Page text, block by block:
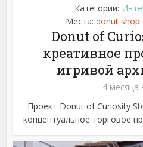
Категории:
Места: donut shop
Donut of
креативное
игривой
4 месяца
Проект Donut of Curiosity
концептуальное торговое